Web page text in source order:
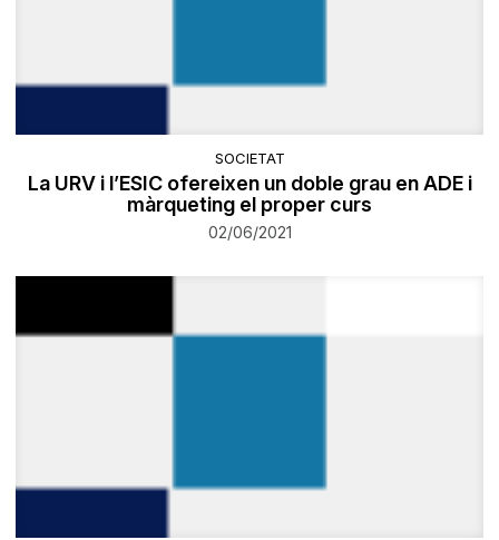
SOCIETAT
La URV i l’ESIC ofereixen un doble grau en ADE i
màrqueting el proper curs
02/06/2021